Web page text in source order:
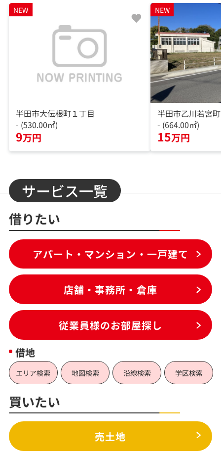
NEW
半田市大伝根町１丁目
- (530.00㎡)
9万円
NEW
半田市乙川若宮町
- (664.00㎡)
15万円
サービス一覧
借りたい
アパート・マンション・一戸建て
店舗・事務所・倉庫
従業員様のお部屋探し
借地
エリア検索 地図検索 沿線検索 学区検索
買いたい
売土地